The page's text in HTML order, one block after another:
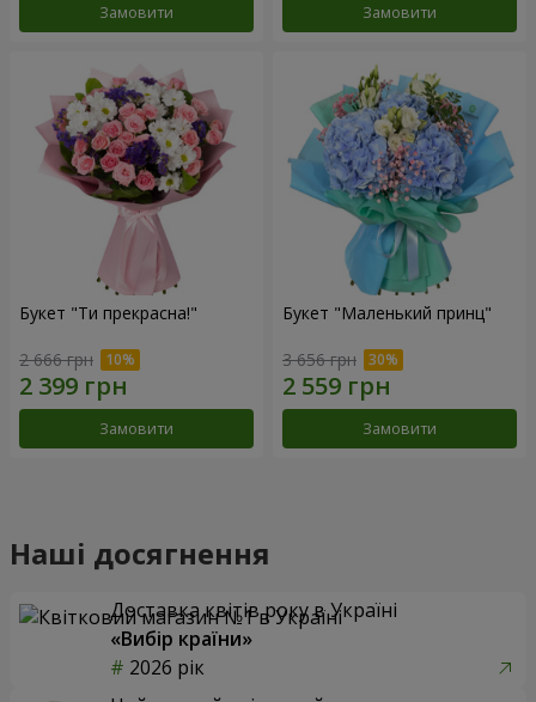
Замовити Замовити
Букет "Ти прекрасна!"
2 666 грн
Замовити
Букет "Маленький принц"
3 656 грн
Замовити
Наші досягнення
Доставка квітів року в Україні
«Вибір країни»
2026 рік